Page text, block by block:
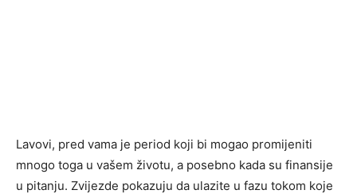
Lavovi, pred vama je period koji bi mogao promijeniti
mnogo toga u vašem životu, a posebno kada su finansije
u pitanju. Zvijezde pokazuju da ulazite u fazu tokom koje